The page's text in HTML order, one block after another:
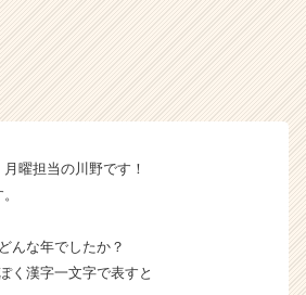
く
曜担当の川野です！
んな年でしたか？
く漢字一文字で表すと